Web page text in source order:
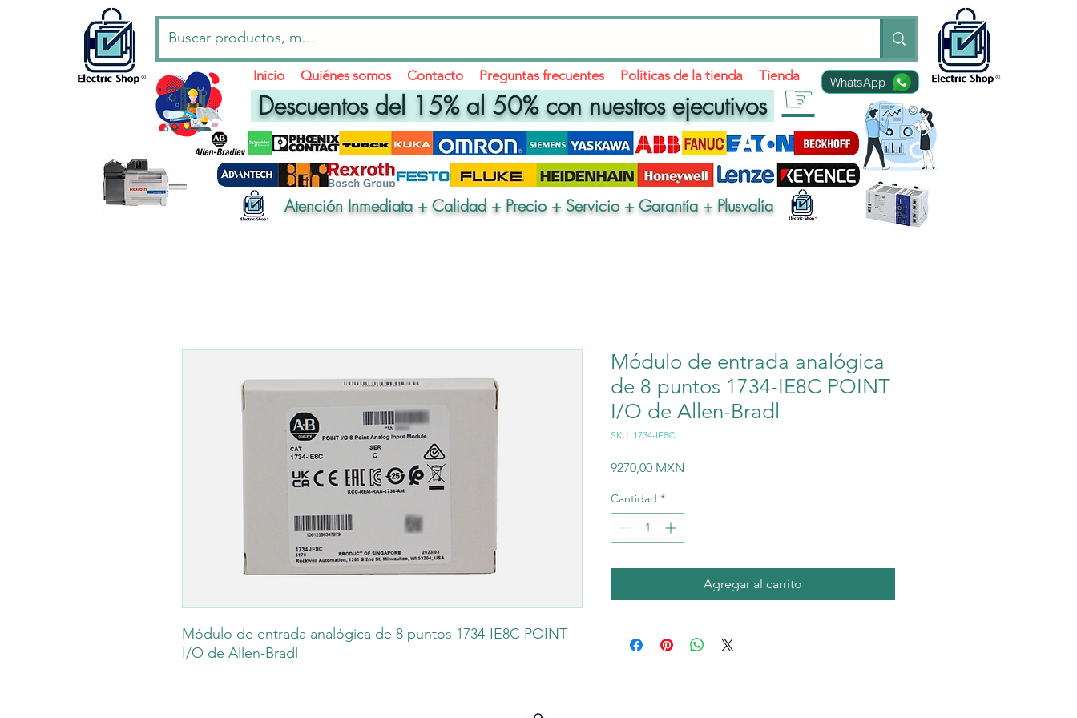
Inicio Quiénes somos Contacto Preguntas frecuentes Políticas de la tienda Tienda WhatsApp
Descuentos del 15% al 50% con nuestros ejecutivos ☞
Atención Inmediata + Calidad + Precio + Servicio + Garantía + Plusvalía
Módulo de entrada analógica de 8 puntos 1734-IE8C POINT
I/O de Allen-Bradl
Módulo de entrada analógica
de 8 puntos 1734-IE8C POINT
I/O de Allen-Bradl
SKU: 1734-IE8C
9270,00 MXN
Cantidad *
Agregar al carrito